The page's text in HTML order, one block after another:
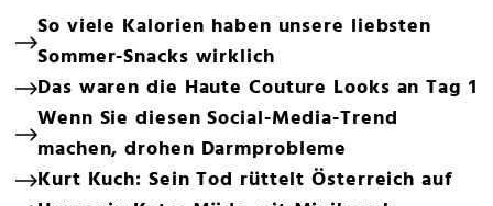
So viele Kalorien haben unsere liebsten
Sommer-Snacks wirklich
Das waren die Haute Couture Looks an Tag 1
Wenn Sie diesen Social-Media-Trend
machen, drohen Darmprobleme
Kurt Kuch: Sein Tod rüttelt Österreich auf